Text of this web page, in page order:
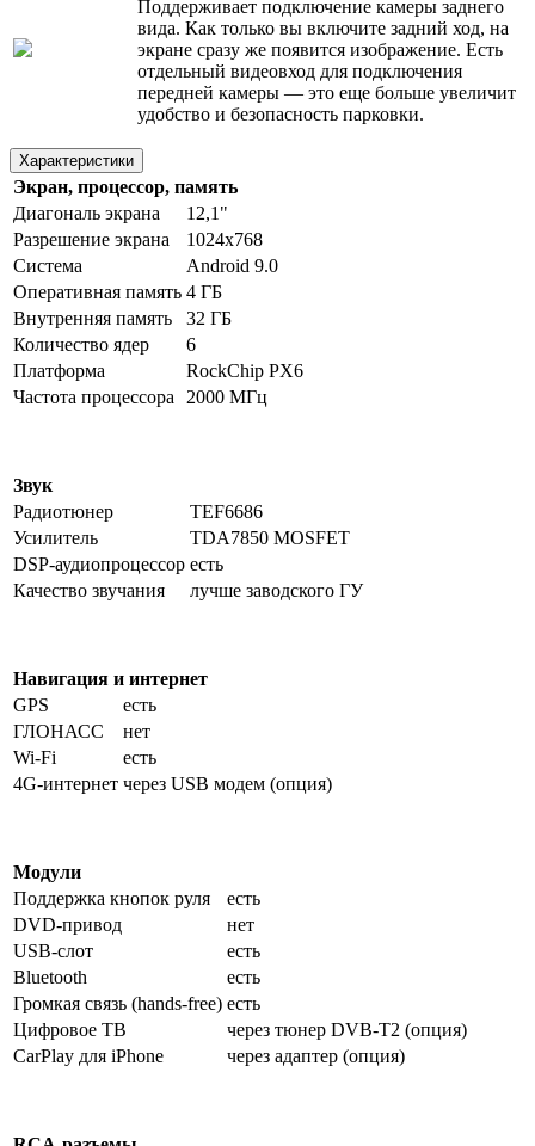
Поддерживает подключение камеры заднего
вида. Как только вы включите задний ход, на
экране сразу же появится изображение. Есть
отдельный видеовход для подключения
передней камеры — это еще больше увеличит
удобство и безопасность парковки.
Характеристики
Экран, процессор, память
Диагональ экрана
12,1"
Разрешение экрана
1024х768
Система
Android 9.0
Оперативная память 4 ГБ
Внутренняя память
32 ГБ
Количество ядер
6
Платформа
RockChip PX6
Частота процессора
2000 МГц
Звук
Радиотюнер
TEF6686
Усилитель
TDA7850 MOSFET
DSP-аудиопроцессор есть
Качество звучания
лучше заводского ГУ
Навигация и интернет
GPS
есть
ГЛОНАСС
нет
Wi-Fi
есть
4G-интернет через USB модем (опция)
Модули
Поддержка кнопок руля
есть
DVD-привод
нет
USB-слот
есть
Bluetooth
есть
Громкая связь (hands-free) есть
Цифровое ТВ
через тюнер DVB-T2 (опция)
CarPlay для iPhone
через адаптер (опция)